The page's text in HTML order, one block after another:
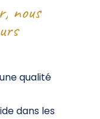
nous
qualité
dans les